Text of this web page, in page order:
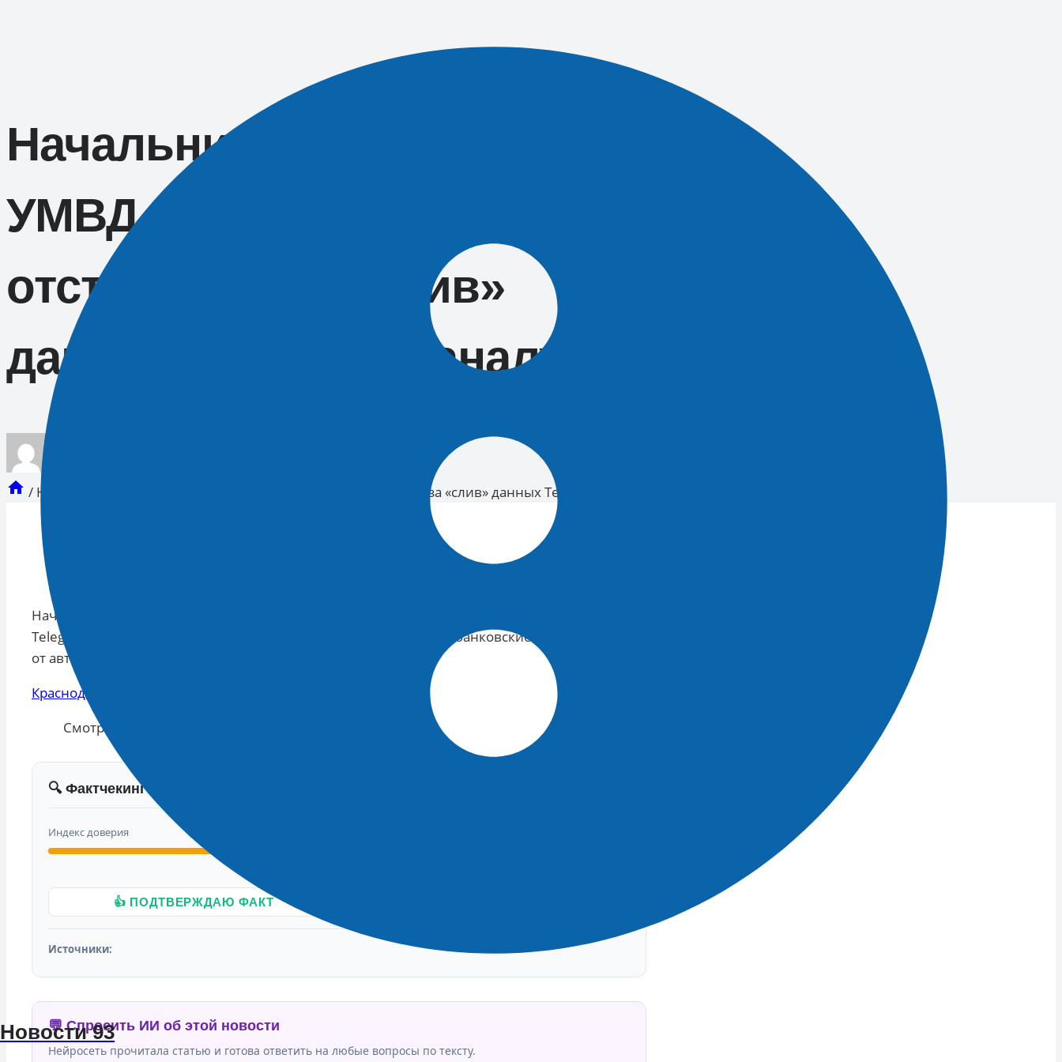
Новости 93
Начальника дежурной части
УМВД Краснодара
отстранили за «слив»
данных Telegram-каналу
/ Начальника дежурной части УМВД Краснодара отстранили за «слив» данных Telegram-каналу
Начальника дежурной части УМВД Краснодара отстранили от службы за «слив» данных
Telegram-каналу. Александр Аблаев в течение двух лет получал банковские переводы
от авторов Baza.
Краснодар
Смотрите Все Актуальные
🔍 Фактчекинг новости
Индекс доверия
👍 ПОДТВЕРЖДАЮ ФАКТ
Источники:
💬 Спросить ИИ об этой новости
Нейросеть прочитала статью и готова ответить на любые вопросы по тексту.